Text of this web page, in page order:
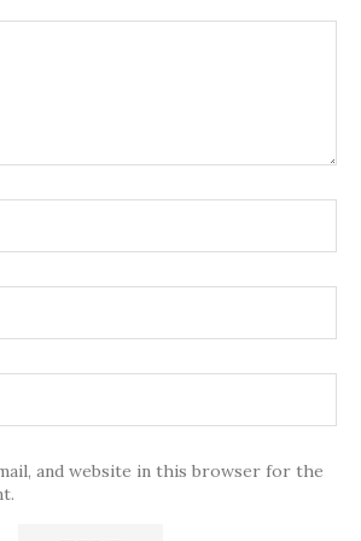
and website in this browser for the